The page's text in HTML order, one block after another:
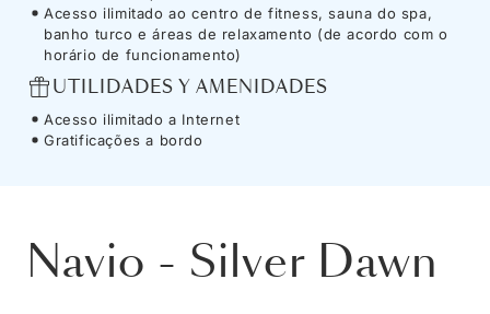
Acesso ilimitado ao centro de fitness, sauna do spa,
banho turco e áreas de relaxamento (de acordo com o
horário de funcionamento)
UTILIDADES Y AMENIDADES
Acesso ilimitado a Internet
Gratificações a bordo
Navio - Silver Dawn